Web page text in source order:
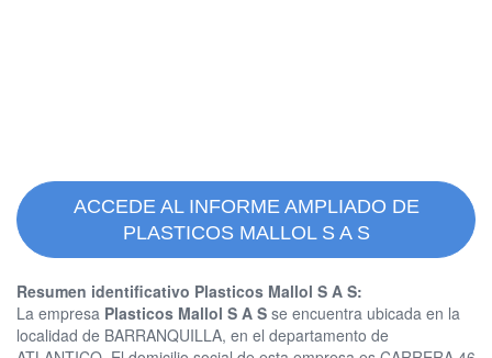
ACCEDE AL INFORME AMPLIADO DE
PLASTICOS MALLOL S A S
Resumen identificativo Plasticos Mallol S A S:
La empresa Plasticos Mallol S A S se encuentra ubicada en la
localidad de BARRANQUILLA, en el departamento de